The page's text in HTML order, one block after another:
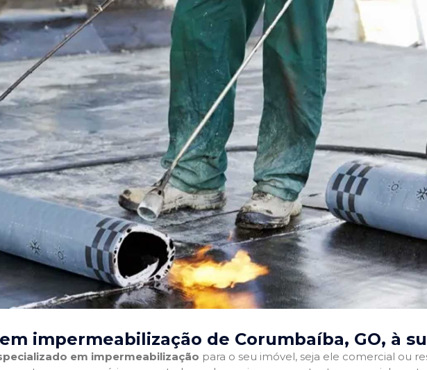
impermeabilização de Corumbaíba, GO, à
em impermeabilização para o seu imóvel, seja ele comercial ou